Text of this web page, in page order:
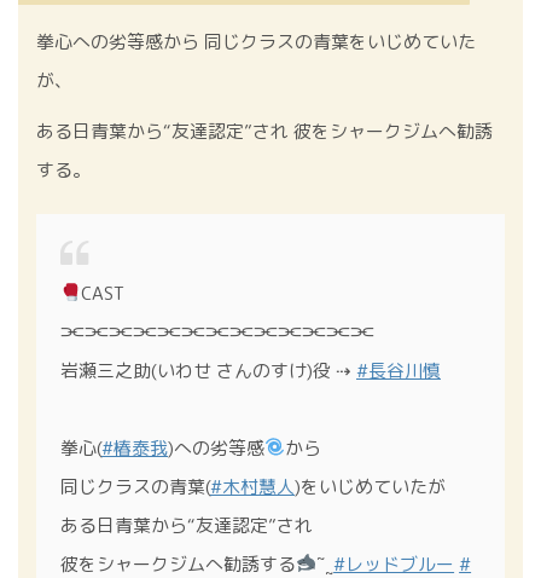
拳心への劣等感から 同じクラスの青葉をいじめていた
が、
ある日青葉から“友達認定”され 彼をシャークジムへ勧誘
する。
CAST
⫘⫘⫘⫘⫘⫘⫘⫘⫘⫘⫘⫘⫘
岩瀬三之助(いわせ さんのすけ)役 ⇢ #長谷川慎
拳心(#椿泰我)への劣等感
から
同じクラスの青葉(#木村慧人)をいじめていたが
ある日青葉から“友達認定”され
彼をシャークジムへ勧誘する
˜˷ #レッドブルー #